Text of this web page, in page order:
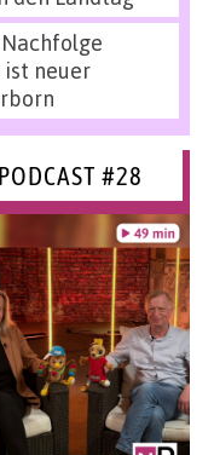
Nachfolge
ist neuer
#28